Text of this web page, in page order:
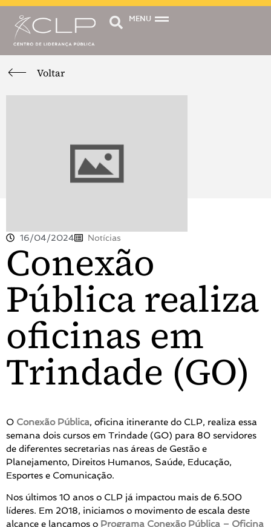
MENU
Voltar
16/04/2024 Notícias
Conexão
Pública realiza
oficinas em
Trindade (GO)
O Conexão Pública, oficina itinerante do CLP, realiza essa
semana dois cursos em Trindade (GO) para 80 servidores
de diferentes secretarias nas áreas de Gestão e
Planejamento, Direitos Humanos, Saúde, Educação,
Esportes e Comunicação.
Nos últimos 10 anos o CLP já impactou mais de 6.500
líderes. Em 2018, iniciamos o movimento de escala deste
alcance e lançamos o Programa Conexão Pública – Oficina